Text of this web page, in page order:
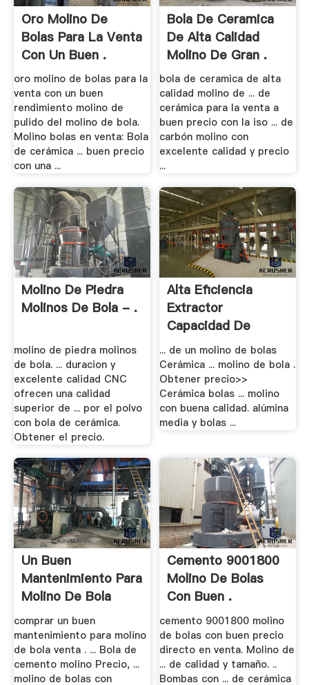
Oro Molino De
Bolas Para La Venta
Con Un Buen .
oro molino de bolas para la
venta con un buen
rendimiento molino de
pulido del molino de bola.
Molino bolas en venta: Bola
de cerámica ... buen precio
con una ...
Bola De Ceramica
De Alta Calidad
Molino De Gran .
bola de ceramica de alta
calidad molino de ... de
cerámica para la venta a
buen precio con la iso ... de
carbón molino con
excelente calidad y precio
...
Molino De Piedra
Molinos De Bola - .
molino de piedra molinos
de bola. ... duracion y
excelente calidad CNC
ofrecen una calidad
superior de ... por el polvo
con bola de cerámica.
Obtener el precio.
Alta Eficiencia
Extractor
Capacidad De
Molino De .
... de un molino de bolas
Cerámica ... molino de bola .
Obtener precio>>
Cerámica bolas ... molino
con buena calidad. alúmina
media y bolas ...
Un Buen
Mantenimiento Para
Molino De Bola
comprar un buen
mantenimiento para molino
de bola venta . ... Bola de
cemento molino Precio, ...
molino de bolas con
Cemento 9001800
Molino De Bolas
Con Buen .
cemento 9001800 molino
de bolas con buen precio
directo en venta. Molino de
... de calidad y tamaño. ..
Bombas con ... de cerámica